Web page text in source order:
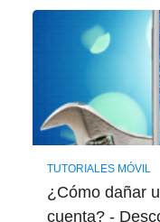
TUTORIALES MÓVIL
¿Cómo dañar
cuenta? -